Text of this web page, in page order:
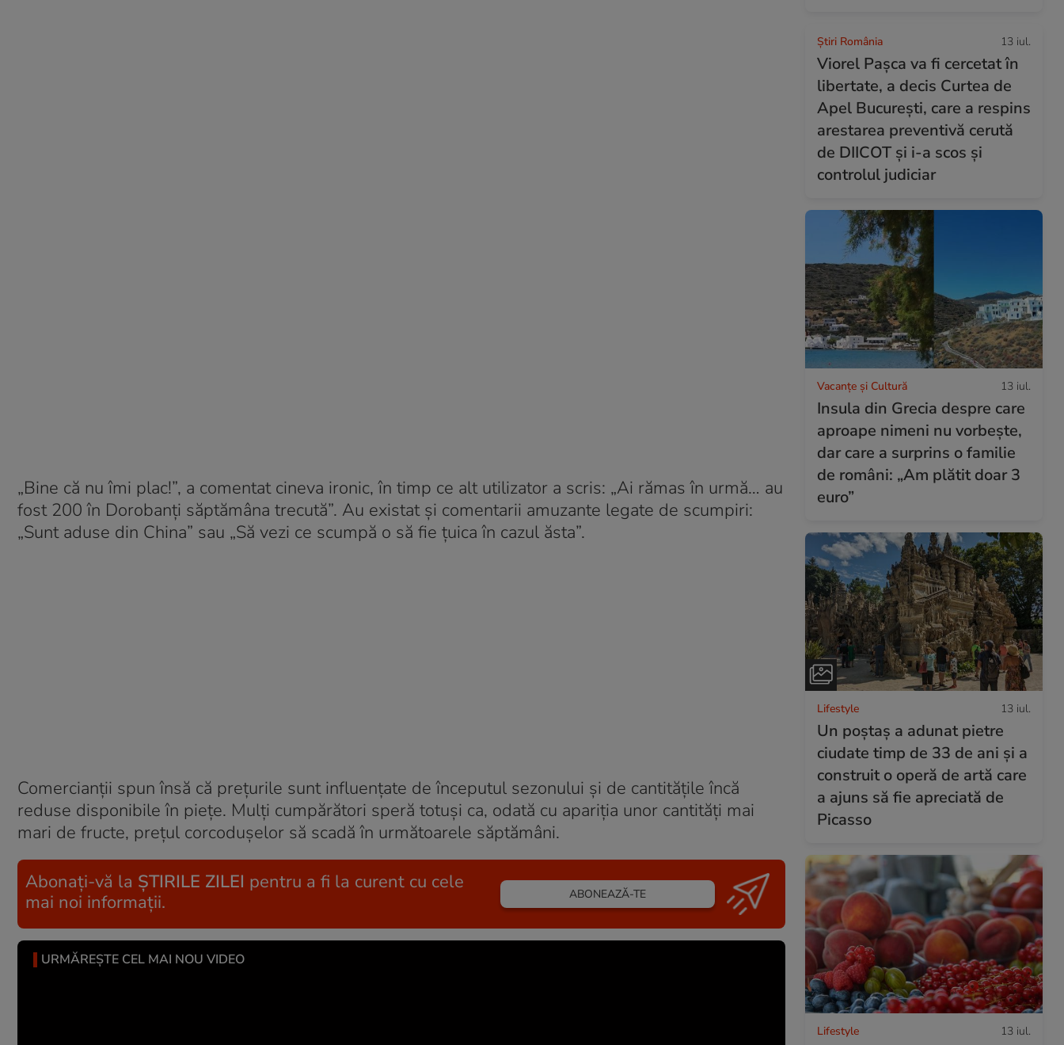
„Bine că nu îmi plac!”, a comentat cineva ironic, în timp ce alt utilizator a scris: „Ai rămas în urmă… au
fost 200 în Dorobanți săptămâna trecută”. Au existat și comentarii amuzante legate de scumpiri:
„Sunt aduse din China” sau „Să vezi ce scumpă o să fie țuica în cazul ăsta”.
Comercianții spun însă că prețurile sunt influențate de începutul sezonului și de cantitățile încă
reduse disponibile în piețe. Mulți cumpărători speră totuși ca, odată cu apariția unor cantități mai
mari de fructe, prețul corcodușelor să scadă în următoarele săptămâni.
Abonați-vă la ȘTIRILE ZILEI pentru a fi la curent cu cele
mai noi informații.
ABONEAZĂ-TE
URMĂREȘTE CEL MAI NOU VIDEO
Știri România 13 iul.
Viorel Pașca va fi cercetat în
libertate, a decis Curtea de
Apel București, care a respins
arestarea preventivă cerută
de DIICOT și i-a scos și
controlul judiciar
Vacanțe și Cultură 13 iul.
Insula din Grecia despre care
aproape nimeni nu vorbește,
dar care a surprins o familie
de români: „Am plătit doar 3
euro”
Lifestyle 13 iul.
Un poștaș a adunat pietre
ciudate timp de 33 de ani și a
construit o operă de artă care
a ajuns să fie apreciată de
Picasso
Lifestyle 13 iul.